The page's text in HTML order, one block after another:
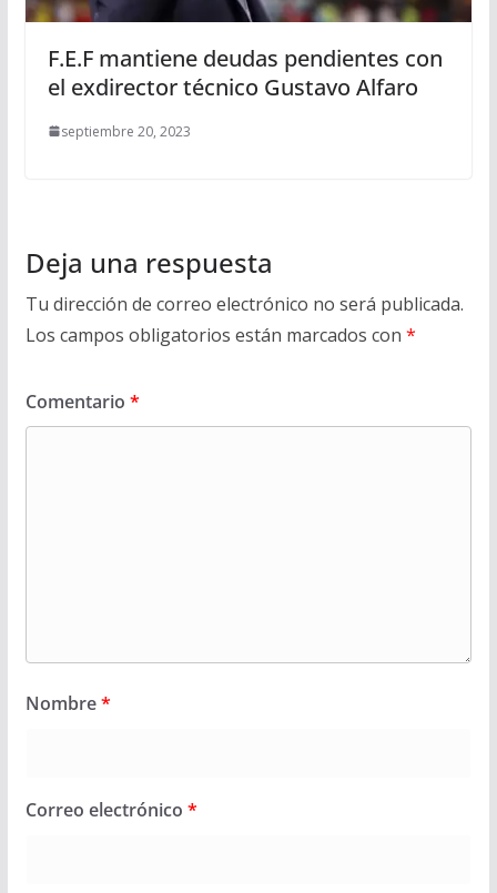
F.E.F mantiene deudas pendientes con
el exdirector técnico Gustavo Alfaro
septiembre 20, 2023
Deja una respuesta
Tu dirección de correo electrónico no será publicada.
Los campos obligatorios están marcados con *
Comentario *
Nombre*
Correo electrónico *